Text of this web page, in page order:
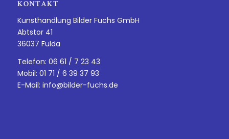
KONTAKT
Kunsthandlung Bilder Fuchs GmbH
Abtstor 41
36037 Fulda
Telefon: 06 61 / 7 23 43
Mobil: 01 71 / 6 39 37 93
E-Mail: info@bilder-fuchs.de